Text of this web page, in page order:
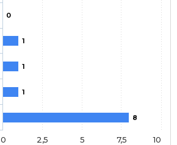
0
1
1
1
8
0
10
2,5 5 7,5